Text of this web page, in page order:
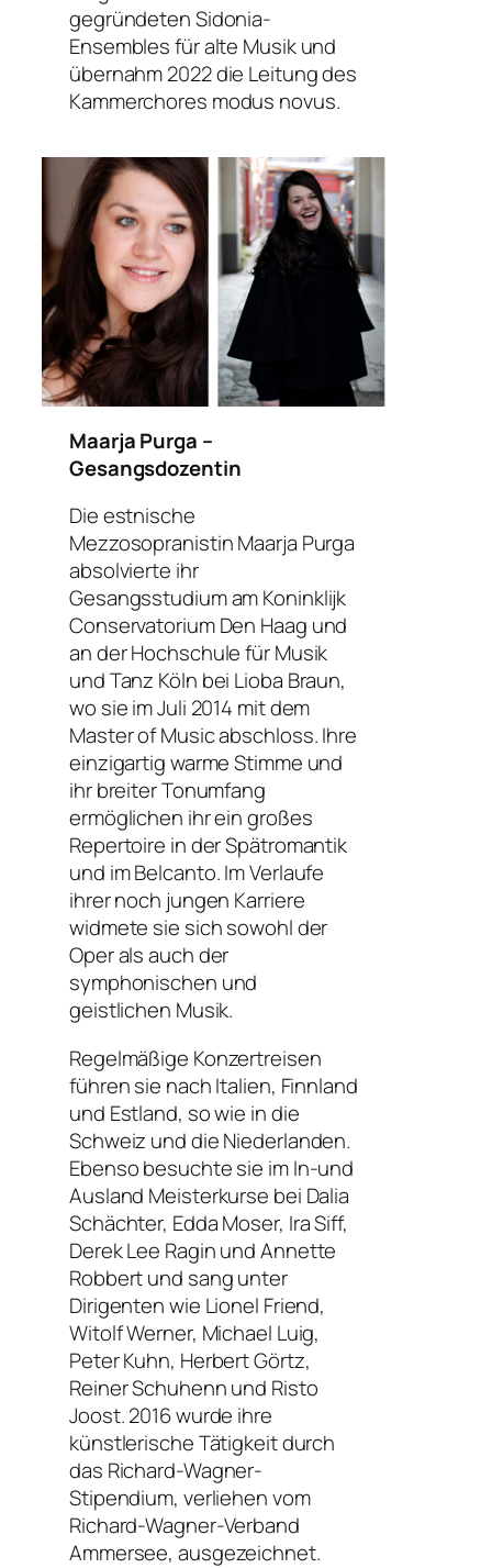
gegründeten Sidonia-
Ensembles für alte Musik und
übernahm 2022 die Leitung des
Kammerchores modus novus.
Maarja Purga –
Gesangsdozentin
Die estnische
Mezzosopranistin Maarja Purga
absolvierte ihr
Gesangsstudium am Koninklijk
Conservatorium Den Haag und
an der Hochschule für Musik
und Tanz Köln bei Lioba Braun,
wo sie im Juli 2014 mit dem
Master of Music abschloss. Ihre
einzigartig warme Stimme und
ihr breiter Tonumfang
ermöglichen ihr ein großes
Repertoire in der Spätromantik
und im Belcanto. Im Verlaufe
ihrer noch jungen Karriere
widmete sie sich sowohl der
Oper als auch der
symphonischen und
geistlichen Musik.
Regelmäßige Konzertreisen
führen sie nach Italien, Finnland
und Estland, so wie in die
Schweiz und die Niederlanden.
Ebenso besuchte sie im In-und
Ausland Meisterkurse bei Dalia
Schächter, Edda Moser, Ira Siff,
Derek Lee Ragin und Annette
Robbert und sang unter
Dirigenten wie Lionel Friend,
Witolf Werner, Michael Luig,
Peter Kuhn, Herbert Görtz,
Reiner Schuhenn und Risto
Joost. 2016 wurde ihre
künstlerische Tätigkeit durch
das Richard-Wagner-
Stipendium, verliehen vom
Richard-Wagner-Verband
Ammersee, ausgezeichnet.